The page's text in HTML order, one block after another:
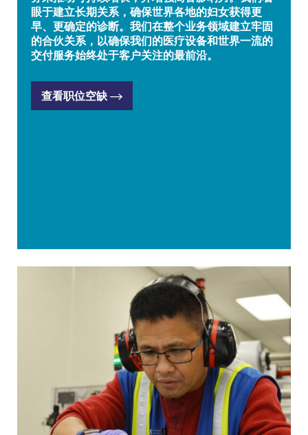
眼于建立长期关系，确保世界各地的妇女获得更
早、更确定的诊断。我们在整个业务领域建立牢固
的合伙关系，以确保我们的医疗设备和世界一流的
交付服务始终处于客户关注的最前沿。
查看职位空缺